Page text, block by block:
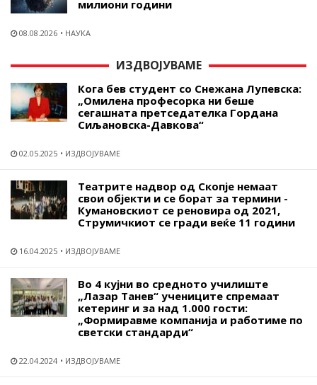
милиони години
08.08.2026 НАУКА
ИЗДВОЈУВАМЕ
Кога бев студент со Снежана Лупевска:
„Омилена професорка ни беше
сегашната претседателка Гордана
Сиљановска-Давкова“
02.05.2025 ИЗДВОЈУВАМЕ
Театрите надвор од Скопје немаат
свои објекти и се борат за термини -
Кумановскиот се реновира од 2021,
Струмичкиот се гради веќе 11 години
16.04.2025 ИЗДВОЈУВАМЕ
Во 4 кујни во средното училиште
„Лазар Танев“ учениците спремаат
кетеринг и за над 1.000 гости:
„Формиравме компанија и работиме по
светски стандарди“
22.04.2024 ИЗДВОЈУВАМЕ